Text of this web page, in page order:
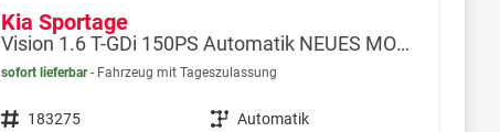
Kia Sportage
Vision 1.6 T-GDi 150PS Automatik NEUES MODELL MY26 FACELIFT Sitzheizung Lenkradheizung Klimaautomatik Navi Bluetooth Touchscreen Apple CarPlay Android Auto PDC v+h 17"LM Rückf.Kamera ACC 2x Keyless
sofort lieferbar Fahrzeug mit Tageszulassung
Fahrzeugnr. 183275 Getriebe Automatik